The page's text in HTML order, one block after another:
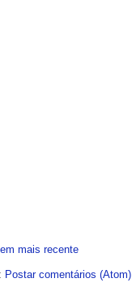
mais recente
Postar comentários (Atom)